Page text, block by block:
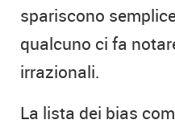
spariscono
qualcuno ci fa
irrazionali.
La lista dei bias